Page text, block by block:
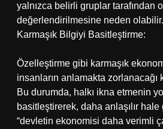
yalnızca belirli gruplar tarafından
değerlendirilmesine neden olabilir.
Karmaşık Bilgiyi Basitleştirme:
Özelleştirme gibi karmaşık
insanların anlamakta zorlanacağı
Bu durumda, halkı ikna etmenin
basitleştirerek, daha anlaşılır
“devletin ekonomisi daha verimli